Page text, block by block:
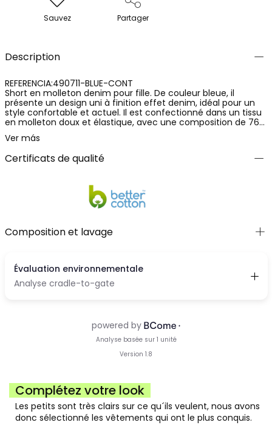
Sauvez Partager
Description
REFERENCIA:490711-BLUE-CONT
Short en molleton denim pour fille. De couleur bleue, il
présente un design uni à finition effet denim, idéal pour un
style confortable et actuel. Il est confectionné dans un tissu
en molleton doux et élastique, avec une composition de 76%
coton, 16% polyéster et 8% élastanne, offrant confort,
flexibilité et un ajustement agréable. Un vêtement pratique
et polyvalent, parfait pour l'usage quotidien et pour créer des
tenues décontractées.
Ver más
Certificats de qualité
Composition et lavage
Complétez votre look
Les petits sont très clairs sur ce qu´ils veulent, nous avons
donc sélectionné les vêtements qui ont le plus conquis.